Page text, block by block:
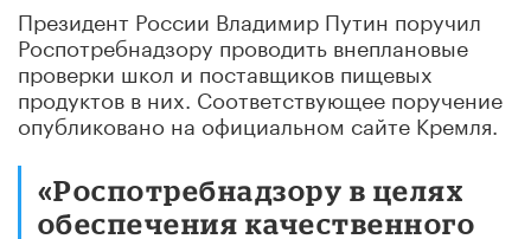
Президент России Владимир Путин поручил
Роспотребнадзору проводить внеплановые
проверки школ и поставщиков пищевых
продуктов в них. Соответствующее поручение
опубликовано на официальном сайте Кремля.
«Роспотребнадзору в целях
обеспечения качественного